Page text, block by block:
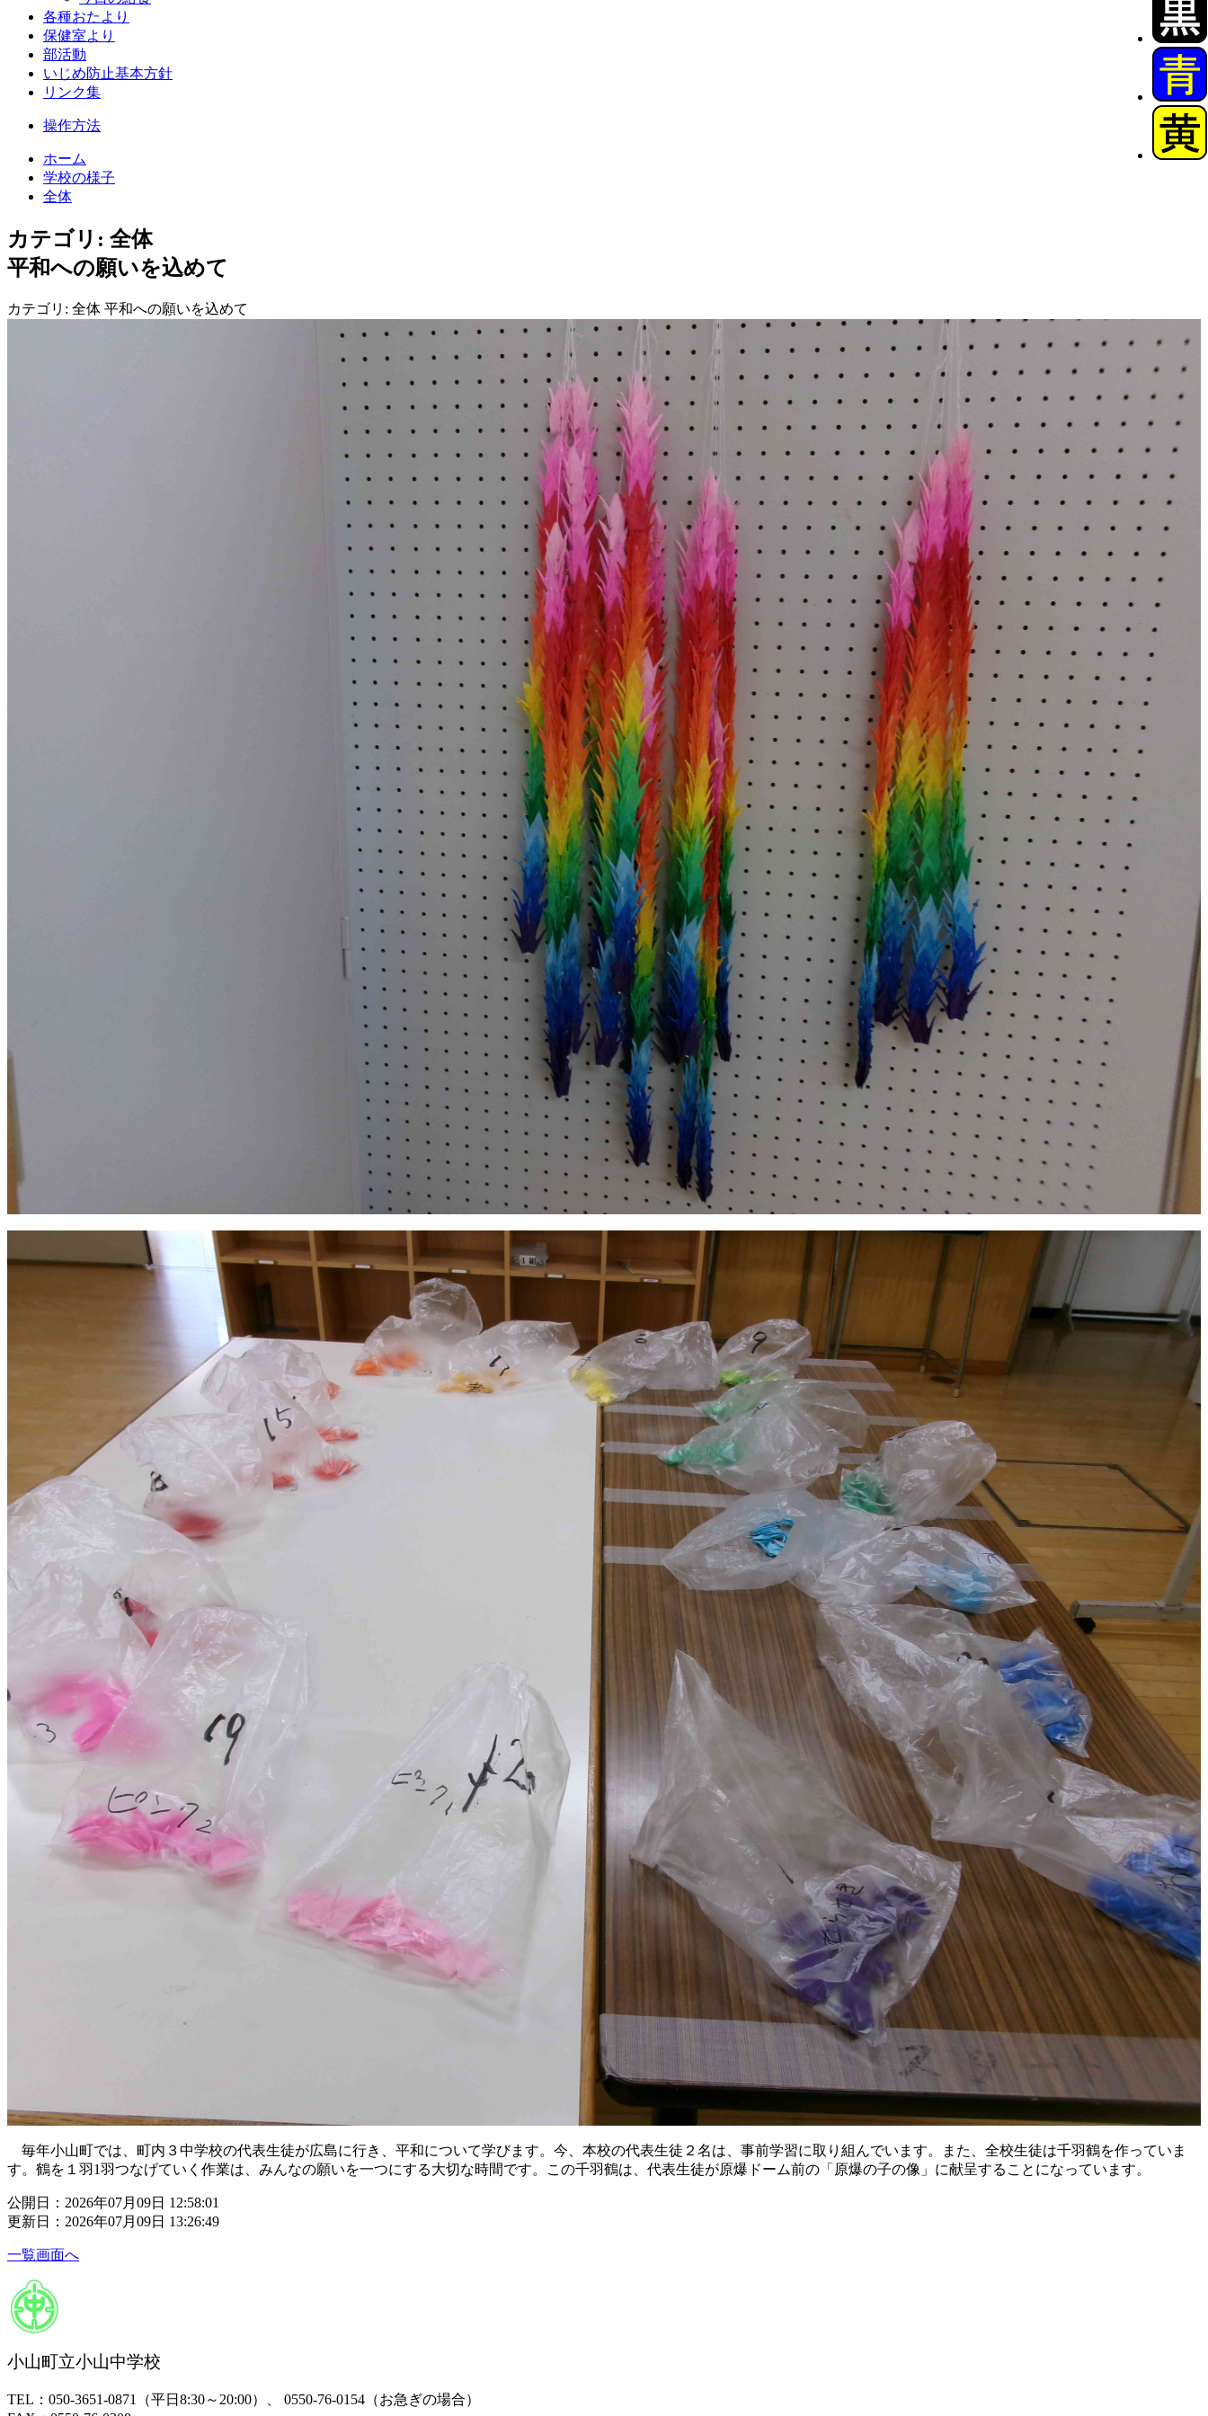
各種おたより
保健室より
部活動
いじめ防止基本方針
リンク集
操作方法
ホーム
学校の様子
全体
カテゴリ: 全体
平和への願いを込めて
カテゴリ: 全体 平和への願いを込めて
毎年小山町では、町内３中学校の代表生徒が広島に行き、平和について学びます。今、本校の代表生徒２名は、事前学習に取り組んでいます。また、全校生徒は千羽鶴を作っていま
す。鶴を１羽1羽つなげていく作業は、みんなの願いを一つにする大切な時間です。この千羽鶴は、代表生徒が原爆ドーム前の「原爆の子の像」に献呈することになっています。
公開日：2026年07月09日 12:58:01
更新日：2026年07月09日 13:26:49
一覧画面へ
小山町立小山中学校
TEL：050-3651-0871（平日8:30～20:00）、 0550-76-0154（お急ぎの場合）